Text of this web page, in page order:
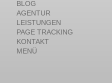
BLOG
AGENTUR
LEISTUNGEN
PAGE TRACKING
KONTAKT
MENÜ